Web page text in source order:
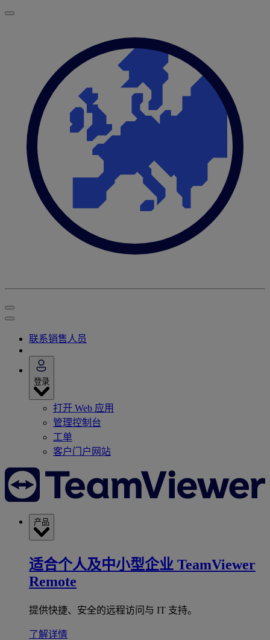
联系销售人员
登录
打开 Web 应用
管理控制台
工单
客户门户网站
产品
适合个人及中小型企业 TeamViewer
Remote
提供快捷、安全的远程访问与 IT 支持。
了解详情